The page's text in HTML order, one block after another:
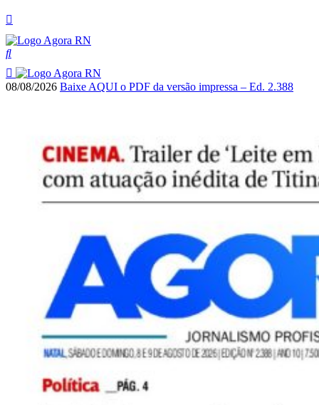
08/08/2026 Baixe AQUI o PDF da versão impressa – Ed. 2.388